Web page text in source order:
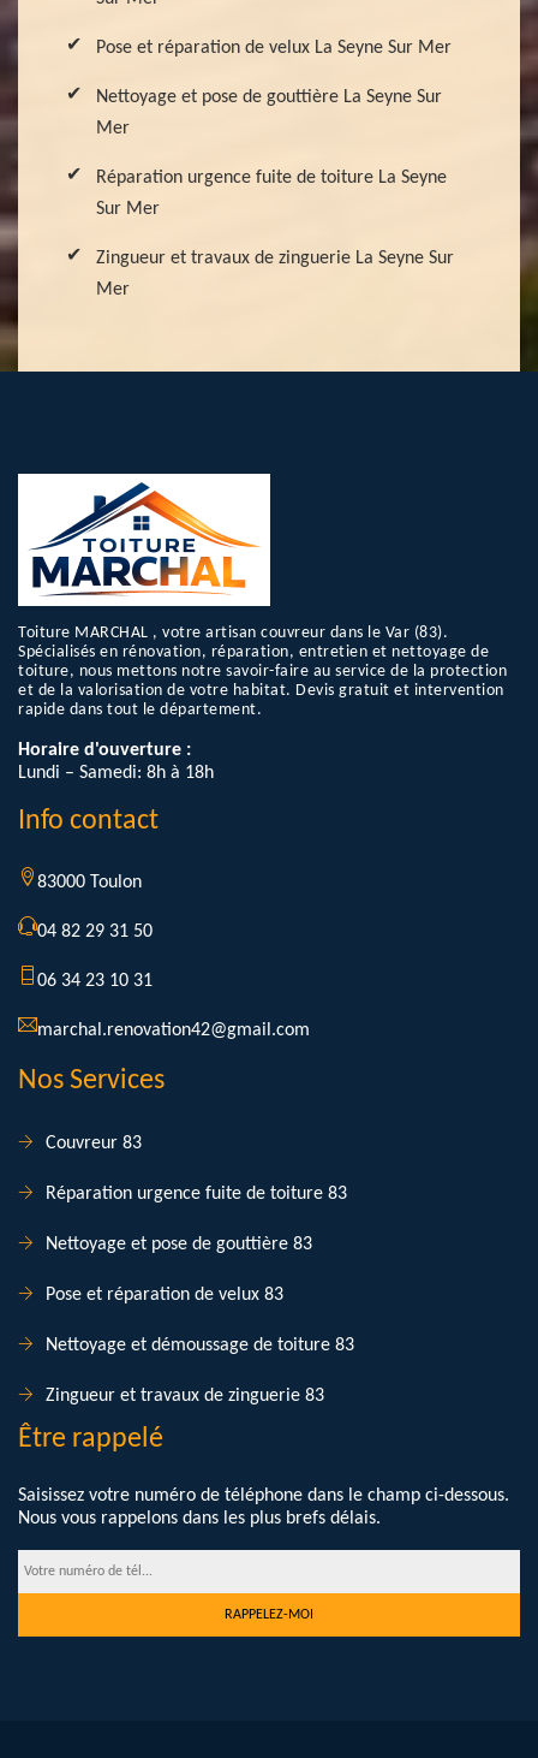
Pose et réparation de velux La Seyne Sur Mer
Nettoyage et pose de gouttière La Seyne Sur
Mer
Réparation urgence fuite de toiture La Seyne
Sur Mer
Zingueur et travaux de zinguerie La Seyne Sur
Mer
Toiture MARCHAL , votre artisan couvreur dans le Var (83).
Spécialisés en rénovation, réparation, entretien et nettoyage de
toiture, nous mettons notre savoir-faire au service de la protection
et de la valorisation de votre habitat. Devis gratuit et intervention
rapide dans tout le département.
Horaire d'ouverture :
Lundi – Samedi: 8h à 18h
Info contact
83000 Toulon
04 82 29 31 50
06 34 23 10 31
marchal.renovation42@gmail.com
Nos Services
Couvreur 83
Réparation urgence fuite de toiture 83
Nettoyage et pose de gouttière 83
Pose et réparation de velux 83
Nettoyage et démoussage de toiture 83
Zingueur et travaux de zinguerie 83
Être rappelé
Saisissez votre numéro de téléphone dans le champ ci-dessous.
Nous vous rappelons dans les plus brefs délais.